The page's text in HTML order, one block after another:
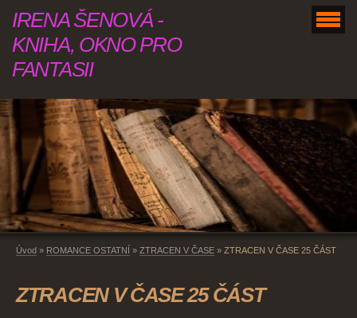
IRENA ŠENOVÁ -
KNIHA, OKNO PRO
FANTASII
Úvod » ROMANCE OSTATNÍ » ZTRACEN V ČASE » ZTRACEN V ČASE 25 ČÁST
ZTRACEN V ČASE 25 ČÁST